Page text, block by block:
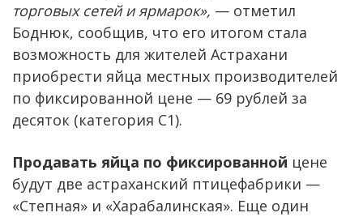
торговых сетей и ярмарок», — отметил
Боднюк, сообщив, что его итогом стала
возможность для жителей Астрахани
приобрести яйца местных производителей
по фиксированной цене — 69 рублей за
десяток (категория С1).
Продавать яйца по фиксированной цене
будут две астраханский птицефабрики —
«Степная» и «Харабалинская». Еще один